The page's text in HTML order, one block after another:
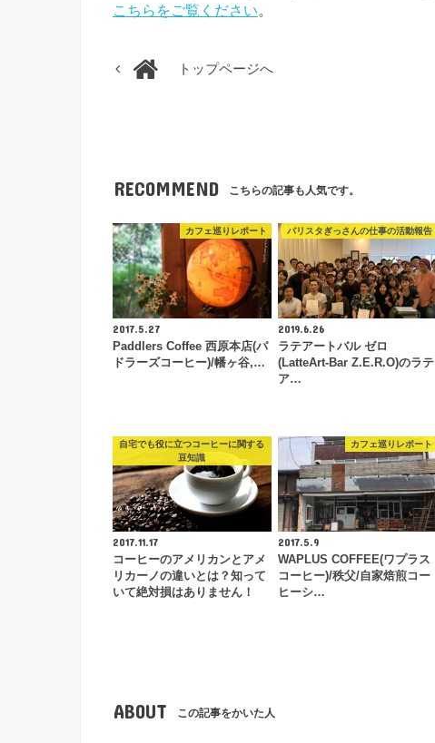
こちらをご覧ください。
トップページへ
RECOMMEND こちらの記事も人気です。
カフェ巡りレポート
2017.5.27
Paddlers Coffee 西原本店(パ
ドラーズコーヒー)/幡ヶ谷,…
バリスタぎっさんの仕事の活動報告
2019.6.26
ラテアートバル ゼロ
(LatteArt-Bar Z.E.R.O)のラテ
ア…
自宅でも役に立つコーヒーに関する
豆知識
2017.11.17
コーヒーのアメリカンとアメ
リカーノの違いとは？知って
いて絶対損はありません！
カフェ巡りレポート
2017.5.9
WAPLUS COFFEE(ワプラス
コーヒー)/秩父/自家焙煎コー
ヒーシ…
ABOUT この記事をかいた人